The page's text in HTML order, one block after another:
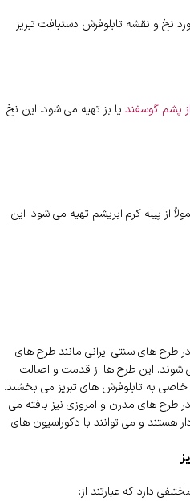
نخ و نقشه تابلوفرش دستبافت تبریز
پشم گوسفند یا بز تهیه می شود. این نخ
از پیله کرم ابریشم تهیه می شود. این
طرح های سنتی ایرانی مانند طرح های
شوند. این طرح ها از قدمت و اصالت
خاصی به تابلوفرش های تبریز می بخشند.
در طرح های مدرن و امروزی نیز بافته می
هستند و می توانند با دکوراسیون های
دارد که عبارتند از: